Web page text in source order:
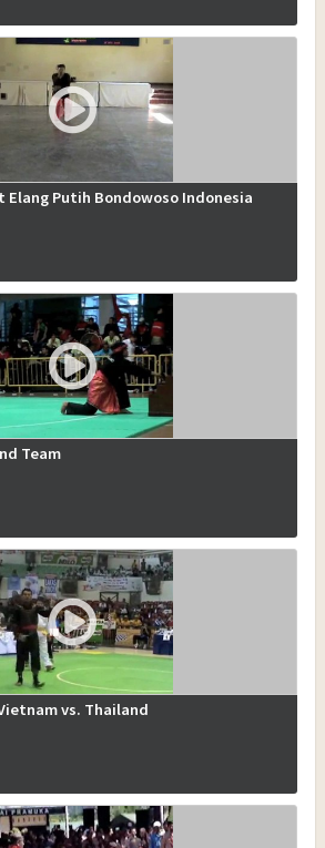
Elang Putih Bondowoso Indonesia
Team
vs. Thailand